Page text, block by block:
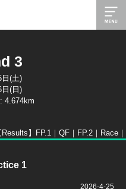
3
(土)
(日)
4.674km
Results】 FP.1｜ QF｜ FP.2｜ Race｜
1
2026-4-25